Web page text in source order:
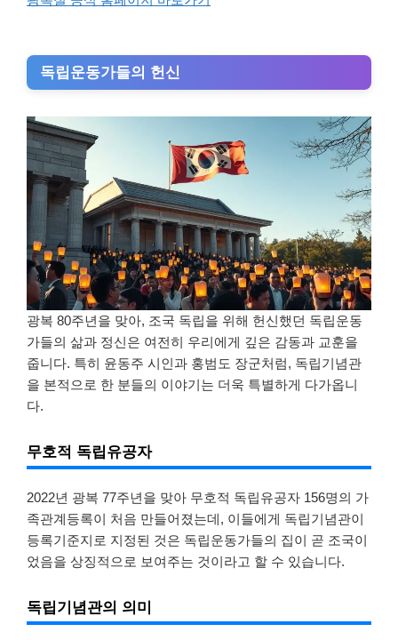
독립운동가들의 헌신
광복 80주년을 맞아, 조국 독립을 위해 헌신했던 독립운동
가들의 삶과 정신은 여전히 우리에게 깊은 감동과 교훈을
줍니다. 특히 윤동주 시인과 홍범도 장군처럼, 독립기념관
을 본적으로 한 분들의 이야기는 더욱 특별하게 다가옵니
다.
무호적 독립유공자
2022년 광복 77주년을 맞아 무호적 독립유공자 156명의 가
족관계등록이 처음 만들어졌는데, 이들에게 독립기념관이
등록기준지로 지정된 것은 독립운동가들의 집이 곧 조국이
었음을 상징적으로 보여주는 것이라고 할 수 있습니다.
독립기념관의 의미